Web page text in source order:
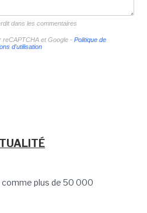
dans les commentaires
reCAPTCHA et Google - Politique de
d'utilisation
plus de 50 000